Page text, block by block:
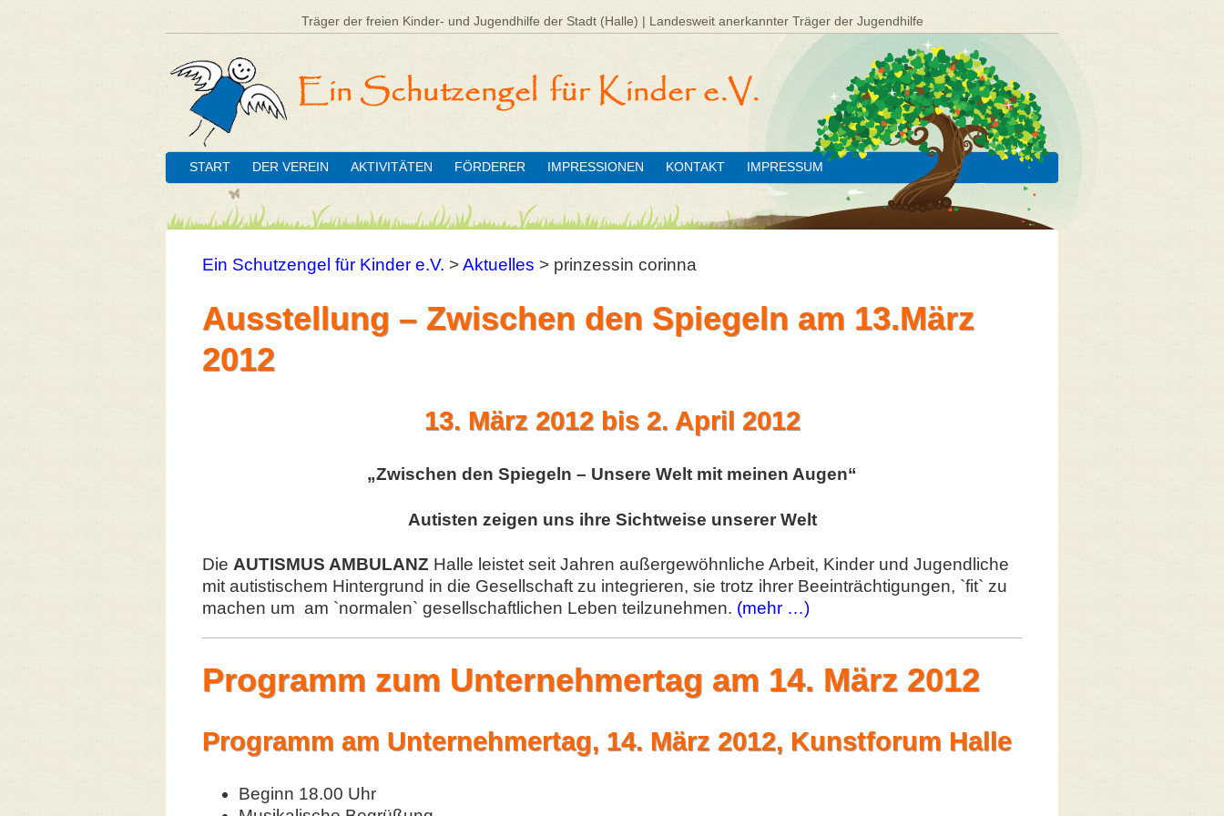
Träger der freien Kinder- und Jugendhilfe der Stadt (Halle) | Landesweit anerkannter Träger der Jugendhilfe
START DER VEREIN AKTIVITÄTEN FÖRDERER IMPRESSIONEN KONTAKT IMPRESSUM
Ein Schutzengel für Kinder e.V. >Aktuelles > prinzessin corinna
Ausstellung – Zwischen den Spiegeln am 13.März
2012
13. März 2012 bis 2. April 2012
„Zwischen den Spiegeln – Unsere Welt mit meinen Augen“
Autisten zeigen uns ihre Sichtweise unserer Welt
Die AUTISMUS AMBULANZ Halle leistet seit Jahren außergewöhnliche Arbeit, Kinder und Jugendliche
mit autistischem Hintergrund in die Gesellschaft zu integrieren, sie trotz ihrer Beeinträchtigungen, `fit` zu
machen um am `normalen` gesellschaftlichen Leben teilzunehmen. (mehr …)
Programm zum Unternehmertag am 14. März 2012
Programm am Unternehmertag, 14. März 2012, Kunstforum Halle
Beginn 18.00 Uhr